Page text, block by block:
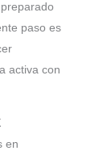
paso es
activa con
en